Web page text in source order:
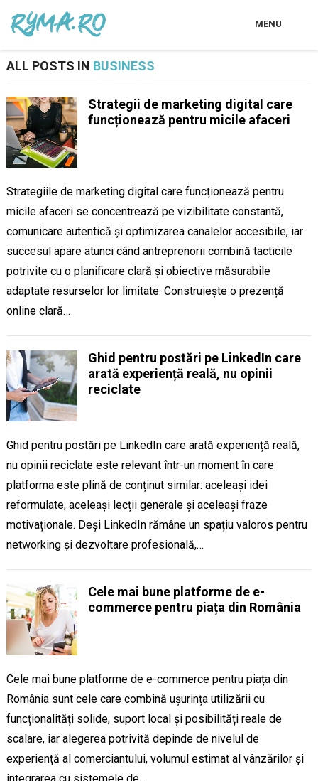
MENU
ALL POSTS IN BUSINESS
Strategii de marketing digital care
funcționează pentru micile afaceri
Strategiile de marketing digital care funcționează pentru
micile afaceri se concentrează pe vizibilitate constantă,
comunicare autentică și optimizarea canalelor accesibile, iar
succesul apare atunci când antreprenorii combină tacticile
potrivite cu o planificare clară și obiective măsurabile
adaptate resurselor lor limitate. Construiește o prezență
online clară…
Ghid pentru postări pe LinkedIn care
arată experiență reală, nu opinii
reciclate
Ghid pentru postări pe LinkedIn care arată experiență reală,
nu opinii reciclate este relevant într-un moment în care
platforma este plină de conținut similar: aceleași idei
reformulate, aceleași lecții generale și aceleași fraze
motivaționale. Deși LinkedIn rămâne un spațiu valoros pentru
networking și dezvoltare profesională,…
Cele mai bune platforme de e-
commerce pentru piața din România
Cele mai bune platforme de e-commerce pentru piața din
România sunt cele care combină ușurința utilizării cu
funcționalități solide, suport local și posibilități reale de
scalare, iar alegerea potrivită depinde de nivelul de
experiență al comerciantului, volumul estimat al vânzărilor și